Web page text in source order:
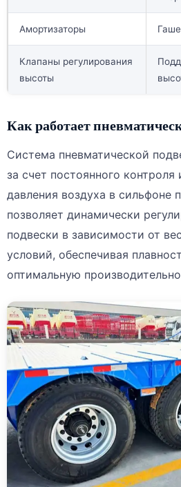
Амортизаторы
Клапаны регулирования
высоты
Как работает
Система пневматической
за счет постоянного контроля
давления воздуха в сильфоне
позволяет динамически
подвески в зависимости от
условий, обеспечивая
оптимальную